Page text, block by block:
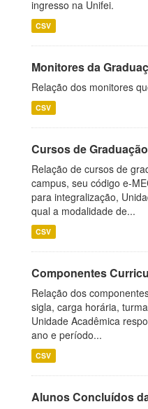
ingresso na Unifei.
CSV
Monitores da
Relação dos monitores
CSV
Cursos de Graduação
Relação de cursos de
campus, seu código e-
para integralização,
qual a modalidade de...
CSV
Componentes
Relação dos
sigla, carga horária,
Unidade Acadêmica
ano e período...
CSV
Alunos Concluídos